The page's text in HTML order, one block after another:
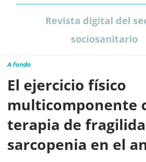
Revista digital del
sociosanitario
A fondo
El ejercicio físico
multicomponente
terapia de
sarcopenia en el